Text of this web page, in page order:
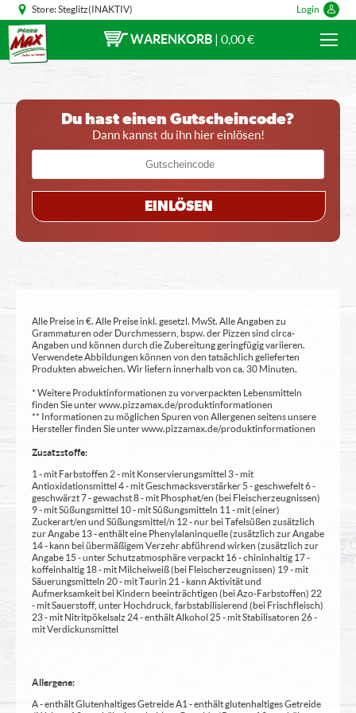
Store:Steglitz(INAKTIV) Login
WARENKORB | 0,00 €
Du hast einen Gutscheincode?
Dann kannst du ihn hier einlösen!
EINLÖSEN
Alle Preise in €. Alle Preise inkl. gesetzl. MwSt. Alle Angaben zu
Grammaturen oder Durchmessern, bspw. der Pizzen sind circa-
Angaben und können durch die Zubereitung geringfügig variieren.
Verwendete Abbildungen können von den tatsächlich gelieferten
Produkten abweichen. Wir liefern innerhalb von ca. 30 Minuten.
* Weitere Produktinformationen zu vorverpackten Lebensmitteln
finden Sie unter www.pizzamax.de/produktinformationen
** Informationen zu möglichen Spuren von Allergenen seitens unsere
Hersteller finden Sie unter www.pizzamax.de/produktinformationen
Zusatzstoffe:
1 - mit Farbstoffen 2 - mit Konservierungsmittel 3 - mit
Antioxidationsmittel 4 - mit Geschmacksverstärker 5 - geschwefelt 6 -
geschwärzt 7 - gewachst 8 - mit Phosphat/en (bei Fleischerzeugnissen)
9 - mit Süßungsmittel 10 - mit Süßungsmitteln 11 - mit (einer)
Zuckerart/en und Süßungsmittel/n 12 - nur bei Tafelsüßen zusätzlich
zur Angabe 13 - enthält eine Phenylalaninquelle (zusätzlich zur Angabe
14 - kann bei übermäßigem Verzehr abführend wirken (zusätzlich zur
Angabe 15 - unter Schutzatmosphäre verpackt 16 - chininhaltig 17 -
koffeinhaltig 18 - mit Milcheiweiß (bei Fleischerzeugnissen) 19 - mit
Säuerungsmitteln 20 - mit Taurin 21 - kann Aktivität und
Aufmerksamkeit bei Kindern beeinträchtigen (bei Azo-Farbstoffen) 22
- mit Sauerstoff, unter Hochdruck, farbstabilisierend (bei Frischfleisch)
23 - mit Nitritpökelsalz 24 - enthält Alkohol 25 - mit Stabilisatoren 26 -
mit Verdickunsmittel
Allergene:
A - enthält Glutenhaltiges Getreide A1 - enthält glutenhaltiges Getreide